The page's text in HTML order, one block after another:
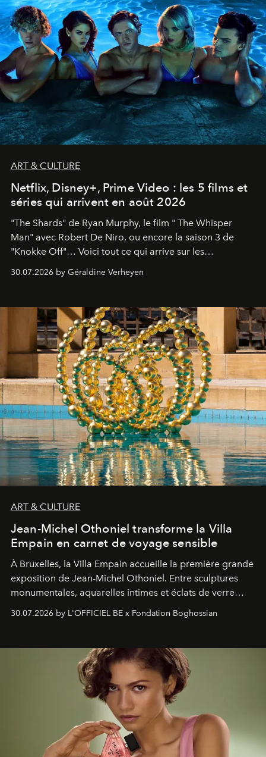
ART & CULTURE
Netflix, Disney+, Prime Video : les 5 films et
séries qui arrivent en août 2026
"The Shards" de Ryan Murphy, le film " The Whisper
Man" avec Robert De Niro, ou encore la saison 3 de
"Knokke Off"… Voici tout ce qui arrive sur les
30.07.2026 by Géraldine Verheyen
ART & CULTURE
Jean-Michel Othoniel transforme la Villa
Empain en carnet de voyage sensible
À Bruxelles, la Villa Empain accueille la première grande
exposition de Jean-Michel Othoniel. Entre sculptures
monumentales, aquarelles intimes et éclats de verre
émotionnel où chaque œuvre devient le souvenir
émerveillement.
30.07.2026 by L'OFFICIEL BE x Fondation Boghossian